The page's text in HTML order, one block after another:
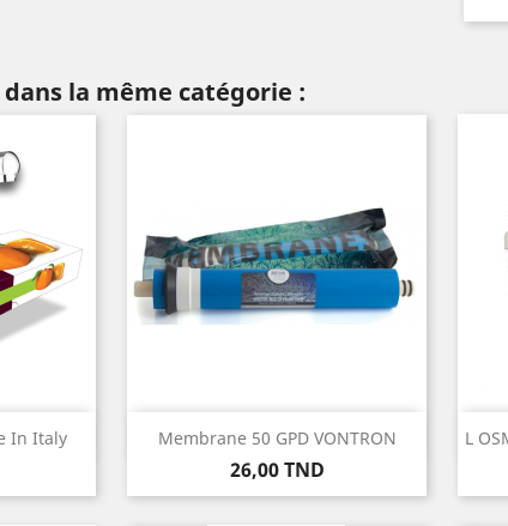
la même catégorie :
In Italy Membrane 50 GPD VONTRON
Prix
26,00 TND
Aperçu rapide L